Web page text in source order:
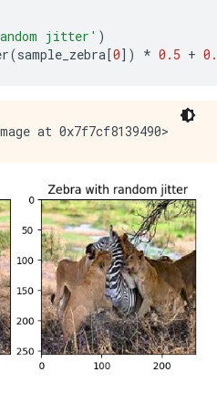
jitter' )
(sample_zebra[0]) * 0.5 +